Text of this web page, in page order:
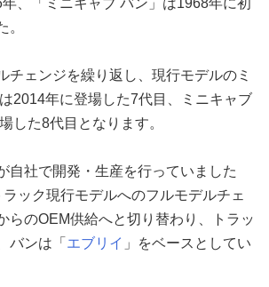
。
チェンジを繰り返し、現行モデルのミ
2014年に登場した7代目、ミニキャブ
した8代目となります。
自社で開発・生産を行っていました
ック現行モデルへのフルモデルチェ
らのOEM供給へと切り替わり、トラッ
バンは「 エブリイ 」をベースとしてい